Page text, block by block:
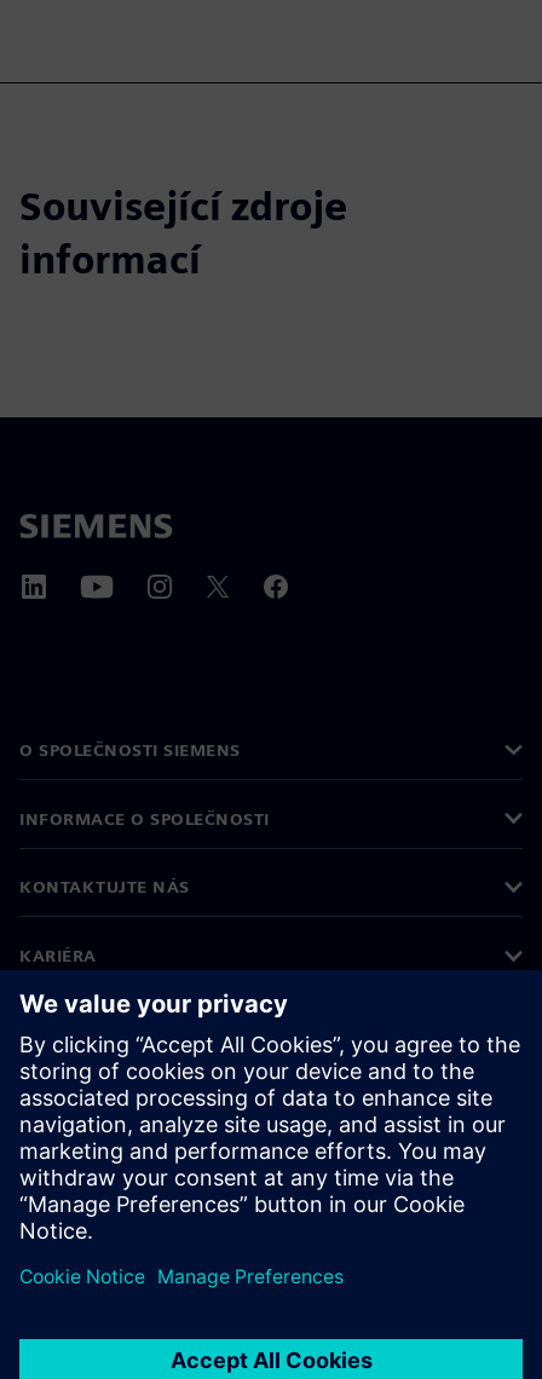
Související zdroje
informací
O SPOLEČNOSTI SIEMENS
INFORMACE O SPOLEČNOSTI
KONTAKTUJTE NÁS
KARIÉRA
©Siemens 2026
Informace o firmě
Oznámení o ochraně osobních údajů
Oznámení o souborech cookie
Podmínky používání
Digitální ID